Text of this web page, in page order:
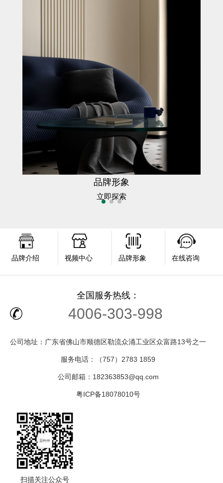
品牌形象
立即探索
品牌介绍 视频中心 品牌形象 在线咨询
全国服务热线：
4006-303-998
公司地址：广东省佛山市顺德区勒流众涌工业区众富路13号之一
服务电话：（757）2783 1859
公司邮箱：182363853@qq.com
粤ICP备18078010号
扫描关注公众号